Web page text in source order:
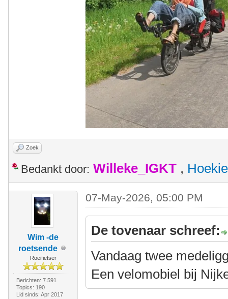
Zoek
Bedankt door: Willeke_IGKT , Hoekie
Wim -de
roetsende
Roeifietser
Berichten: 7.591
Topics: 190
Lid sinds: Apr 2017
07-May-2026, 05:00 PM
De tovenaar schreef:
Vandaag twee
Een velomobiel bij